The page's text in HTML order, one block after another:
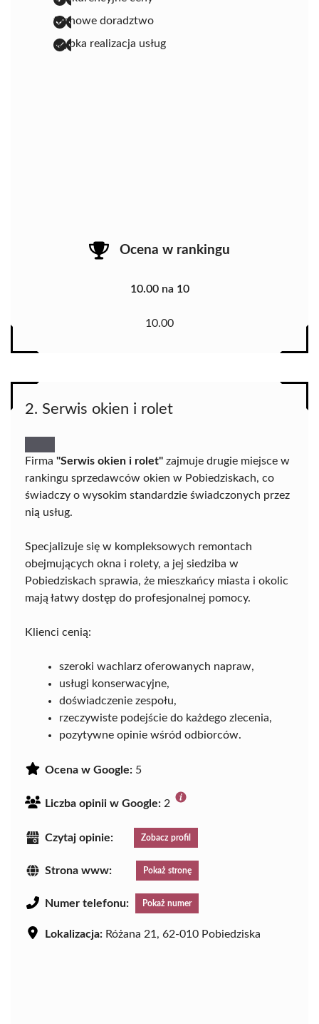
fachowe doradztwo
szybka realizacja usług
Ocena w rankingu
10.00 na 10
10.00
2. Serwis okien i rolet
Firma "Serwis okien i rolet" zajmuje drugie miejsce w
rankingu sprzedawców okien w Pobiedziskach, co
świadczy o wysokim standardzie świadczonych przez
nią usług.
Specjalizuje się w kompleksowych remontach
obejmujących okna i rolety, a jej siedziba w
Pobiedziskach sprawia, że mieszkańcy miasta i okolic
mają łatwy dostęp do profesjonalnej pomocy.
Klienci cenią:
szeroki wachlarz oferowanych napraw,
usługi konserwacyjne,
doświadczenie zespołu,
rzeczywiste podejście do każdego zlecenia,
pozytywne opinie wśród odbiorców.
Ocena w Google: 5
Liczba opinii w Google: 2
Czytaj opinie: Zobacz profil
Strona www: Pokaż stronę
Numer telefonu: Pokaż numer
Lokalizacja: Różana 21, 62-010 Pobiedziska